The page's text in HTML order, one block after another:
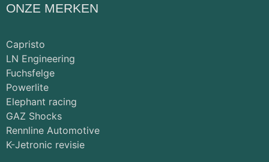
ONZE MERKEN
Capristo
LN Engineering
Fuchsfelge
Powerlite
Elephant racing
GAZ Shocks
Rennline Automotive
K-Jetronic revisie